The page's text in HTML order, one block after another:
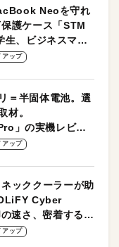
Neoを守れ
護ケース「STM
、ビジネスマン
！
アップ
＝半固体電池。選
材。
」の実機レビュ
アップ
ッククーラーが助
Cyber
速さ、密着する冷
操作性がグッド！
アップ